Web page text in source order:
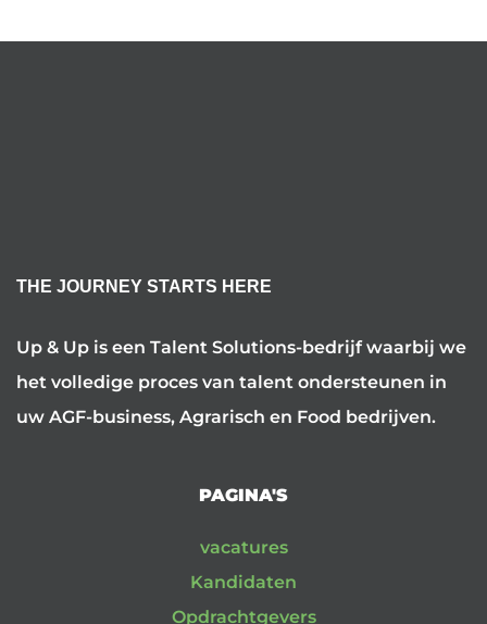
THE JOURNEY STARTS HERE
Up & Up is een Talent Solutions-bedrijf waarbij we
het volledige proces van talent ondersteunen in
uw AGF-business, Agrarisch en Food bedrijven.
PAGINA'S
vacatures
Kandidaten
Opdrachtgevers